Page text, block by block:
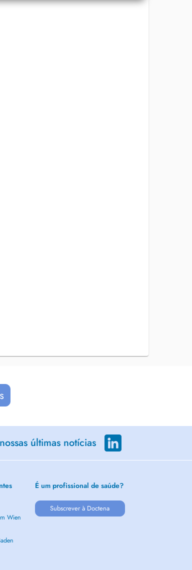
últimas notícias
Wien
É um profissional de saúde?
Subscrever à Doctena